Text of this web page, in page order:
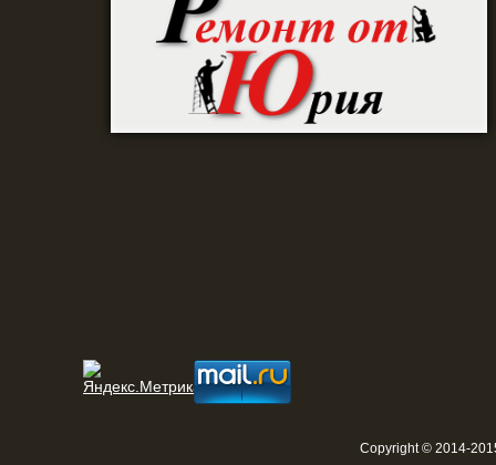
Copyright © 2014-